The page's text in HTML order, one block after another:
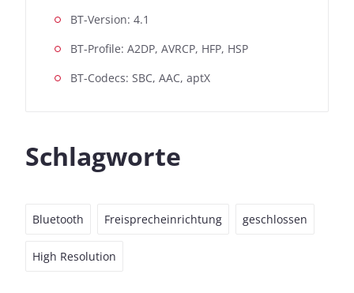
BT-Version: 4.1
BT-Profile: A2DP, AVRCP, HFP, HSP
BT-Codecs: SBC, AAC, aptX
Schlagworte
Bluetooth Freisprecheinrichtung geschlossen
High Resolution